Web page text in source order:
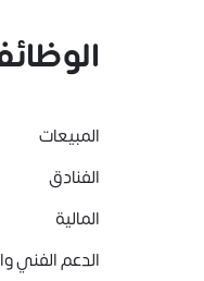
المبيعات
الفنادق
المالية
الدعم الفني